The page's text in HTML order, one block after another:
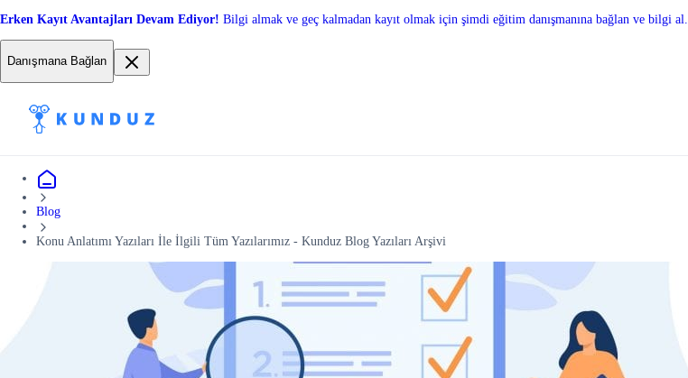
Erken Kayıt Avantajları Devam Ediyor! Bilgi almak ve geç kalmadan kayıt olmak için şimdi eğitim danışmanına bağlan ve bilgi al.
Danışmana Bağlan
Blog
Konu Anlatımı Yazıları İle İlgili Tüm Yazılarımız - Kunduz Blog Yazıları Arşivi